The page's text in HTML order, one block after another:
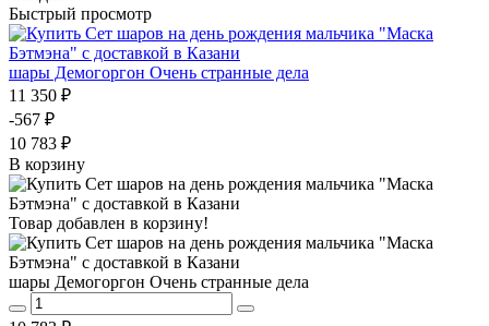
Быстрый просмотр
шары Демогоргон Очень странные дела
11 350 ₽
-567 ₽
10 783 ₽
В корзину
Товар добавлен в корзину!
шары Демогоргон Очень странные дела